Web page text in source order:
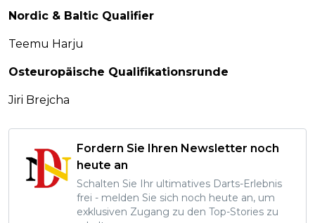
Nordic & Baltic Qualifier
Teemu Harju
Osteuropäische Qualifikationsrunde
Jiri Brejcha
Fordern Sie Ihren Newsletter noch
heute an
Schalten Sie Ihr ultimatives Darts-Erlebnis
frei - melden Sie sich noch heute an, um
exklusiven Zugang zu den Top-Stories zu